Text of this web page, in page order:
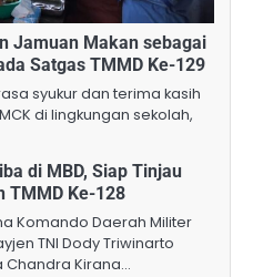
Jamuan Makan sebagai
Satgas TMMD Ke-129
syukur dan terima kasih
di lingkungan sekolah,
di MBD, Siap Tinjau
TMMD Ke-128
Komando Daerah Militer
TNI Dody Triwinarto
Chandra Kirana…